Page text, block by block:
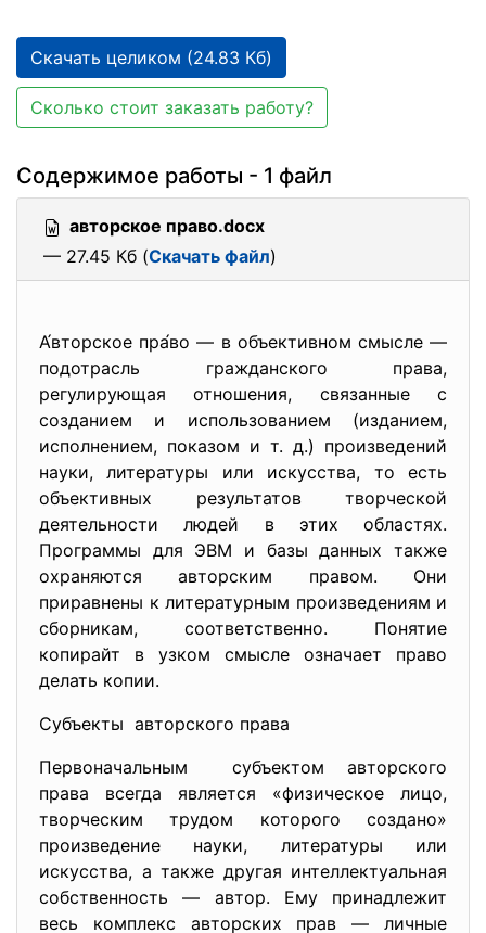
Скачать целиком (24.83 Кб)
Сколько стоит заказать работу?
Содержимое работы - 1 файл
авторское право.docx
— 27.45 Кб (Скачать файл)
А́вторское пра́во — в объективном смысле —
подотрасль гражданского права,
регулирующая отношения, связанные с
созданием и использованием (изданием,
исполнением, показом и т. д.) произведений
науки, литературы или искусства, то есть
объективных результатов творческой
деятельности людей в этих областях.
Программы для ЭВМ и базы данных также
охраняются авторским правом. Они
приравнены к литературным произведениям и
сборникам, соответственно. Понятие
копирайт в узком смысле означает право
делать копии.
Субъекты авторского права
Первоначальным субъектом авторского
права всегда является «физическое лицо,
творческим трудом которого создано»
произведение науки, литературы или
искусства, а также другая интеллектуальная
собственность — автор. Ему принадлежит
весь комплекс авторских прав — личные